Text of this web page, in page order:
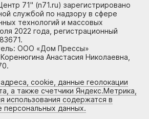
71" (n71.ru) зарегистрировано
службой по надзору в сфере
технологий и массовых
2022 года, регистрационный
ООО «Дом Прессы»
Анастасия Николаевна,
cookie, данные геолокации
а также счетчики Яндекс.Метрика,
использования содержатся в
персональных данных.